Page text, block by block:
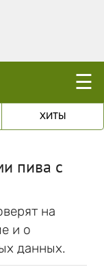
☰
ХИТЫ
пива с
на
и о
данных.